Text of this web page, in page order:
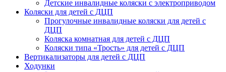
Детские инвалидные коляски с электроприводом
Коляски для детей с ДЦП
Прогулочные инвалидные коляски для детей с
ДЦП
Коляска комнатная для детей с ДЦП
Коляски типа «Трость» для детей с ДЦП
Вертикализаторы для детей с ДЦП
Ходунки